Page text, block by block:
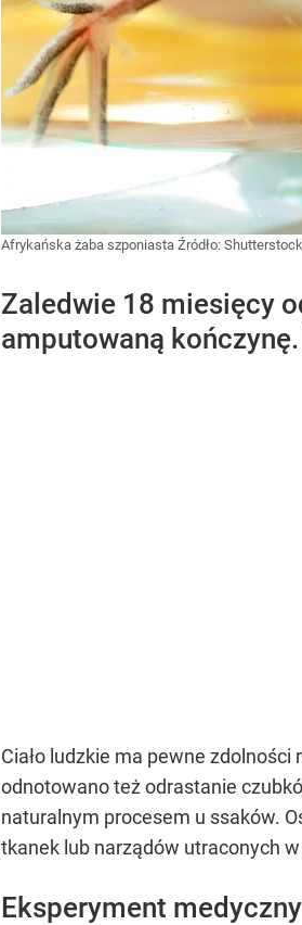
Afrykańska żaba szponiasta Źródło: Shutterstock
Zaledwie 18 miesięcy
amputowaną
Ciało ludzkie ma pewne
odnotowano też odrastanie
naturalnym procesem u ssaków.
tkanek lub narządów utraconych
Eksperyment